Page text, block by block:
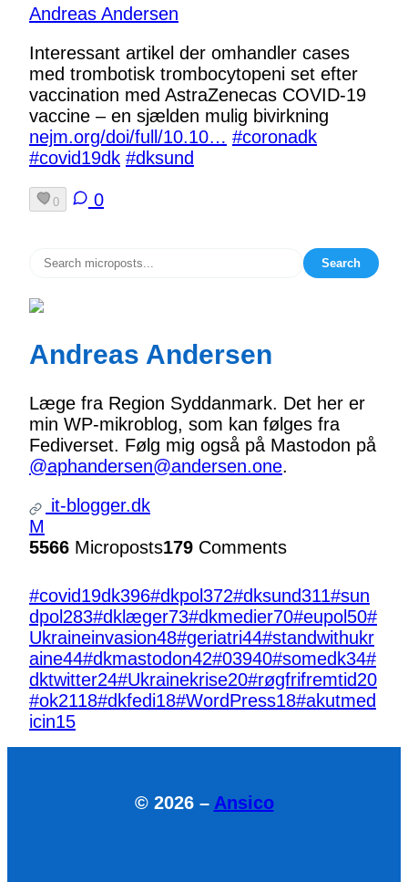
Andreas Andersen
Interessant artikel der omhandler cases
med trombotisk trombocytopeni set efter
vaccination med AstraZenecas COVID-19
vaccine – en sjælden mulig bivirkning
nejm.org/doi/full/10.10… #coronadk
#covid19dk #dksund
0 0
Search
Andreas Andersen
Læge fra Region Syddanmark. Det her er
min WP-mikroblog, som kan følges fra
Fediverset. Følg mig også på Mastodon på
@aphandersen@andersen.one.
it-blogger.dk
M
5566 Microposts179 Comments
#covid19dk396#dkpol372#dksund311#sun
dpol 283#dklæger73#dkmedier70#eupol 50#
Ukraineinvasion48#geriatri44#standwithukr
aine44#dkmastodon42#03940#somedk34#
dktwitter24#Ukrainekrise20#røgfrifremtid20
#ok2118#dkfedi18#WordPress18#akutmed
icin15
© 2026 – Ansico